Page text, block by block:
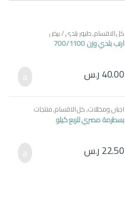
كل الاقسام,طيور بلدي / بيض
ارنب بلدي وزن 700/1100
40.00 ر.س
اجبان ومخللات,كل الاقسام,منتجات
مصرية
بسطرمة مصري للربع كيلو
22.50 ر.س